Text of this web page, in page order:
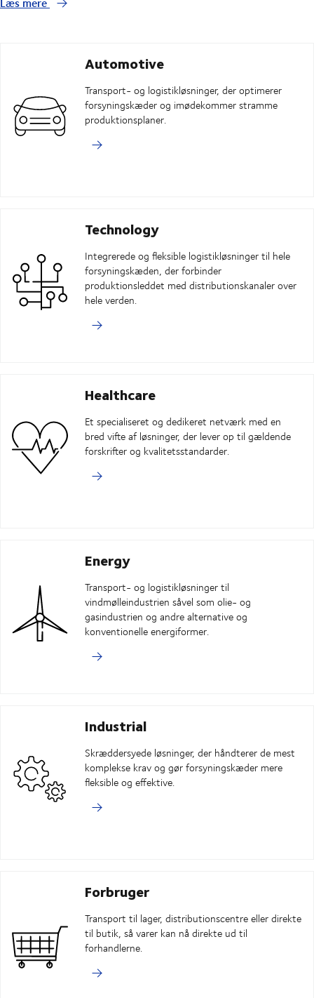
Automotive
Transport- og logistikløsninger, der optimerer
forsyningskæder og imødekommer stramme
produktionsplaner.
Technology
Integrerede og fleksible logistikløsninger til hele
forsyningskæden, der forbinder
produktionsleddet med distributionskanaler over
hele verden.
Healthcare
Et specialiseret og dedikeret netværk med en
bred vifte af løsninger, der lever op til gældende
forskrifter og kvalitetsstandarder.
Energy
Transport- og logistikløsninger til
vindmølleindustrien såvel som olie- og
gasindustrien og andre alternative og
konventionelle energiformer.
Industrial
Skræddersyede løsninger, der håndterer de mest
komplekse krav og gør forsyningskæder mere
fleksible og effektive.
Forbruger
Transport til lager, distributionscentre eller direkte
til butik, så varer kan nå direkte ud til
forhandlerne.